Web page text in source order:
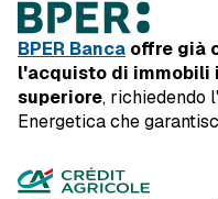
BPER Banca offre già
l'acquisto di immobili
superiore, richiedendo
Energetica che